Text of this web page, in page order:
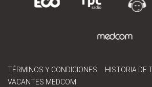
TÉRMINOS Y CONDICIONES
HISTORIA DE
VACANTES MEDCOM